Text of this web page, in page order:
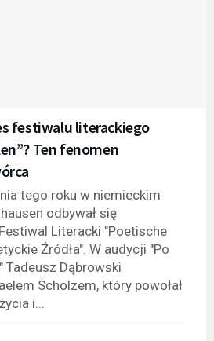
festiwalu literackiego
Ten fenomen
tego roku w niemieckim
odbywał się
Literacki "Poetische
Źródła". W audycji "Po
Tadeusz Dąbrowski
Scholzem, który powołał
i...